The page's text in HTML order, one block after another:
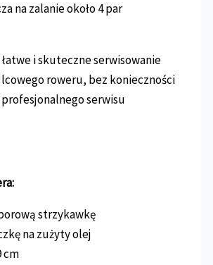
na zalanie około 4 par
i skuteczne serwisowanie
roweru, bez konieczności
serwisu
strzykawkę
na zużyty olej
cm